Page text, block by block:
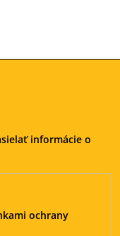
informácie o
ochrany